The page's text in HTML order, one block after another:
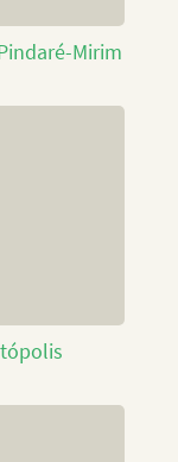
Mirim